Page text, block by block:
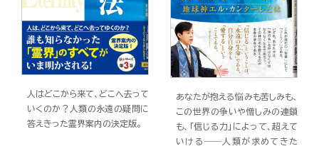
人はどこから来て、どこへ去って
いくのか？人類の永遠の疑問に
答えきった霊界案内の決定版。
あなたが抱える悩みも苦しみも、
この世界の争いや憎しみの連鎖
も、「信じる力」によって、超えて
いける――人類が求めてきた